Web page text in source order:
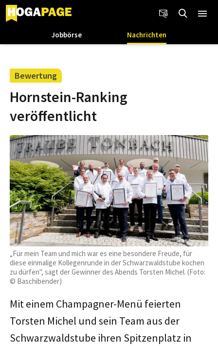
Jobbörse Nachrichten
Bewertung
Hornstein-Ranking
veröffentlicht
„Für mein Team und mich war es eine besondere Freude, für
diese einmalige Kollegenrunde in der Schwarzwaldstube kochen
zu dürfen", sagt der Gewinner des Abends Torsten Michel. (Foto:
© Baschibender)
Mit einem Champagner-Menü feierten
Torsten Michel und sein Team aus der
Schwarzwaldstube ihren Spitzenplatz in